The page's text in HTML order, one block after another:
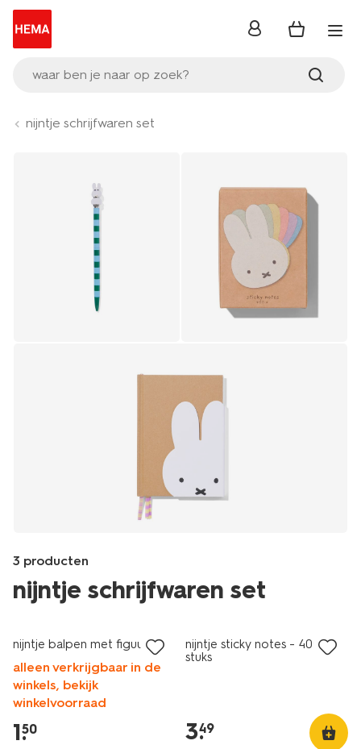
waar ben je naar op zoek?
inloggen
nijntje schrijfwaren set
3 producten
nijntje schrijfwaren set
kantoor/schriften-
boekjes/notitieboekjes/nijntje-
notitieboek-
verrassing-
Products
laag geprijsd
nijntje balpen met figuur
alleen verkrijgbaar in de
winkels, bekijk
winkelvoorraad
1.
50
nijntje sticky notes - 400
stuks
3.
49